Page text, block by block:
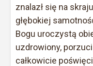
znalazł się na
głębokiej
Bogu uroczystą
uzdrowiony,
całkowicie